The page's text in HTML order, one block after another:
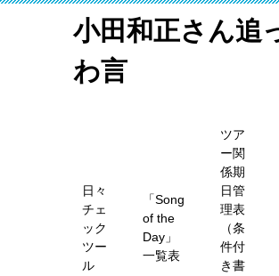
小田和正さん追
わ言
日々
チェ
ック
ツー
ル
「Song
of the
Day」
一覧表
ツア
ー関
係期
日管
理表
（条
件付
き書